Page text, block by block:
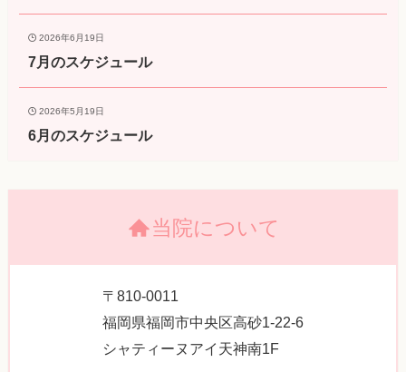
2026年6月19日
7月のスケジュール
2026年5月19日
6月のスケジュール
当院について
〒810-0011
福岡県福岡市中央区高砂1-22-6
シャティーヌアイ天神南1F